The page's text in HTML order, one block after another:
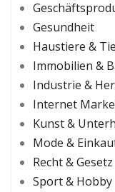
Gesundheit
Haustiere &
Immobilien &
Industrie &
Internet
Kunst &
Mode &
Recht & Gesetz
Sport & Hobby